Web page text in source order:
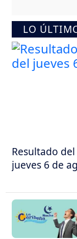
LO
Resultado
jueves 6 de